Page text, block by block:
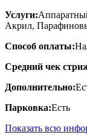
Услуги:
Акрил,
Способ оплаты:
Средний чек
Дополнительно:
Парковка:Есть
Показать всю